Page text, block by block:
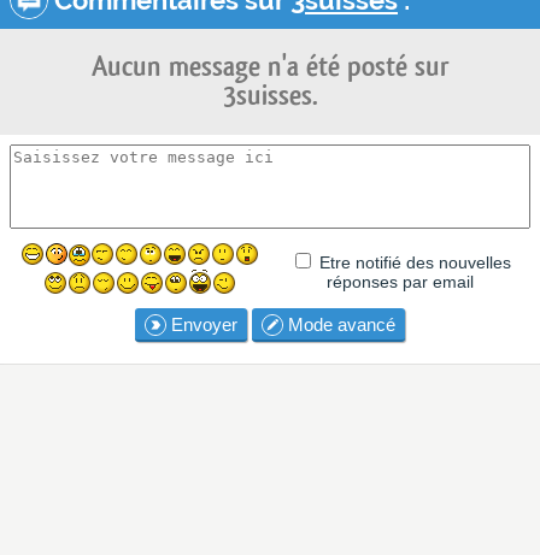
Aucun message n'a été posté sur
3suisses.
Etre notifié des nouvelles
réponses par email
Envoyer Mode avancé